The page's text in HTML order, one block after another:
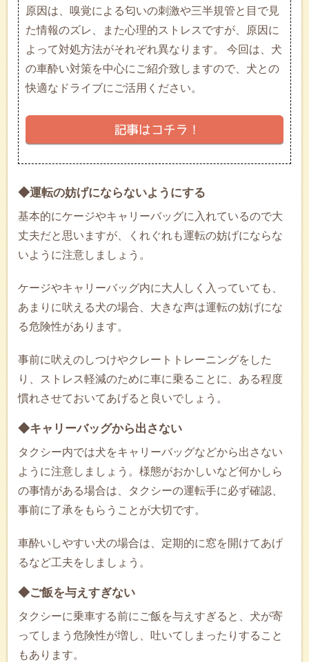
原因は、嗅覚による匂いの刺激や三半規管と目で見
た情報のズレ、また心理的ストレスですが、原因に
よって対処方法がそれぞれ異なります。 今回は、犬
の車酔い対策を中心にご紹介致しますので、犬との
快適なドライブにご活用ください。
◆運転の妨げにならないようにする
基本的にケージやキャリーバッグに入れているので大
丈夫だと思いますが、くれぐれも運転の妨げにならな
いように注意しましょう。
ケージやキャリーバッグ内に大人しく入っていても、
あまりに吠える犬の場合、大きな声は運転の妨げにな
る危険性があります。
事前に吠えのしつけやクレートトレーニングをした
り、ストレス軽減のために車に乗ることに、ある程度
慣れさせておいてあげると良いでしょう。
◆キャリーバッグから出さない
タクシー内では犬をキャリーバッグなどから出さない
ように注意しましょう。様態がおかしいなど何かしら
の事情がある場合は、タクシーの運転手に必ず確認、
事前に了承をもらうことが大切です。
車酔いしやすい犬の場合は、定期的に窓を開けてあげ
るなど工夫をしましょう。
◆ご飯を与えすぎない
タクシーに乗車する前にご飯を与えすぎると、犬が寄
ってしまう危険性が増し、吐いてしまったりすること
もあります。